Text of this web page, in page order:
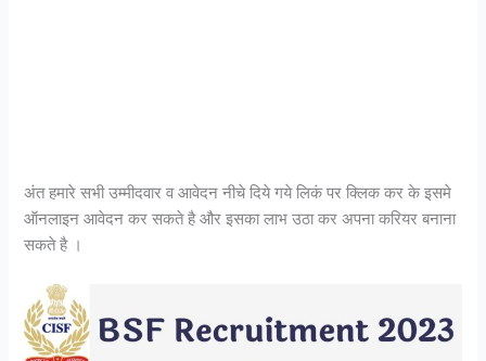
अंत हमारे सभी उम्मीदवार व आवेदन नीचे दिये गये लिकं पर क्लिक कर के इसमे
ऑनलाइन आवेदन कर सकते है और इसका लाभ उठा कर अपना करियर बनाना
सकते है ।